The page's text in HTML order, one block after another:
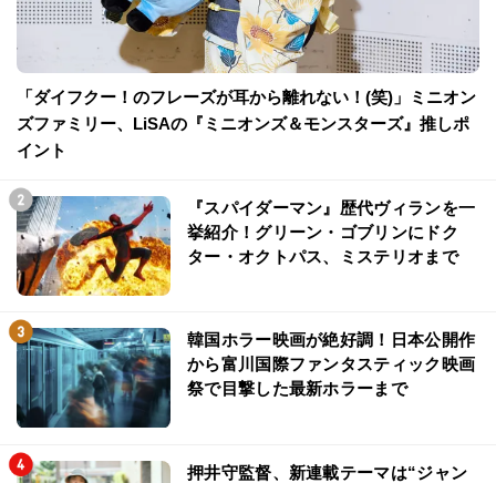
「ダイフクー！のフレーズが耳から離れない！(笑)」ミニオン
ズファミリー、LiSAの『ミニオンズ＆モンスターズ』推しポ
イント
『スパイダーマン』歴代ヴィランを一
挙紹介！グリーン・ゴブリンにドク
ター・オクトパス、ミステリオまで
韓国ホラー映画が絶好調！日本公開作
から富川国際ファンタスティック映画
祭で目撃した最新ホラーまで
押井守監督、新連載テーマは“ジャン